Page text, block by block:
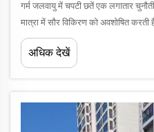
गर्म जलवायु में चपटी छतें एक लगातार
मात्रा में सौर विकिरण को अवशोषित
बदल जाती हैं, जो आंतरिक तापमान को
अधिक देखें